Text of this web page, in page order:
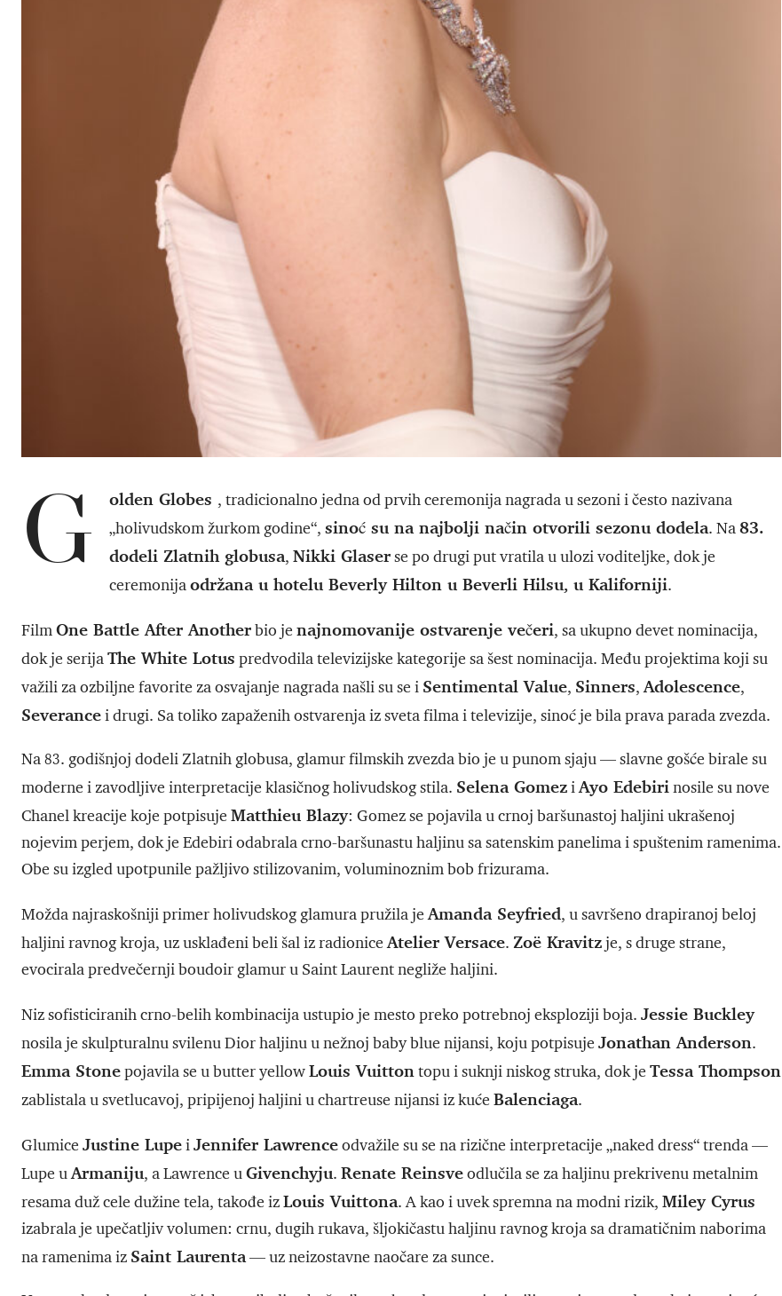
G olden Globes , tradicionalno jedna od prvih ceremonija nagrada u sezoni i često nazivana
„holivudskom žurkom godine“, sinoć su na najbolji način otvorili sezonu dodela. Na83.
dodeli Zlatnih globusa, Nikki Glaserse po drugi put vratila u ulozi voditeljke, dok je
ceremonijaodržana u hotelu Beverly Hilton u Beverli Hilsu, u Kaliforniji.
FilmOne Battle After Anotherbio je najnomovanije ostvarenje večeri, sa ukupno devet nominacija,
dok je serijaThe White Lotus predvodila televizijske kategorije sa šest nominacija. Među projektima koji su
važili za ozbiljne favorite za osvajanje nagrada našli su se i Sentimental Value, Sinners,Adolescence,
Severancei drugi. Sa toliko zapaženih ostvarenja iz sveta filma i televizije, sinoć je bila prava parada zvezda.
Na 83. godišnjoj dodeli Zlatnih globusa, glamur filmskih zvezda bio je u punom sjaju — slavne gošće birale su
moderne i zavodljive interpretacije klasičnog holivudskog stila. Selena GomeziAyo Edebirinosile su nove
Chanel kreacije koje potpisuje Matthieu Blazy: Gomez se pojavila u crnoj baršunastoj haljini ukrašenoj
nojevim perjem, dok je Edebiri odabrala crno-baršunastu haljinu sa satenskim panelima i spuštenim ramenima.
Obe su izgled upotpunile pažljivo stilizovanim, voluminoznim bob frizurama.
Možda najraskošniji primer holivudskog glamura pružila jeAmanda Seyfried, u savršeno drapiranoj beloj
haljini ravnog kroja, uz usklađeni beli šal iz radioniceAtelier Versace. Zoë Kravitzje, s druge strane,
evocirala predvečernji boudoir glamur u Saint Laurent negliže haljini.
Niz sofisticiranih crno-belih kombinacija ustupio je mesto preko potrebnoj eksploziji boja. Jessie Buckley
nosila je skulpturalnu svilenu Dior haljinu u nežnoj baby blue nijansi, koju potpisuje Jonathan Anderson.
Emma Stonepojavila se u butter yellowLouis Vuittontopu i suknji niskog struka, dok je Tessa Thompson
zablistala u svetlucavoj, pripijenoj haljini u chartreuse nijansi iz kuće Balenciaga.
Glumice Justine LupeiJennifer Lawrenceodvažile su se na rizične interpretacije „naked dress“ trenda —
Lupe uArmaniju, a Lawrence uGivenchyju. Renate Reinsveodlučila se za haljinu prekrivenu metalnim
resama duž cele dužine tela, takođe izLouis Vuittona. A kao i uvek spremna na modni rizik, Miley Cyrus
izabrala je upečatljiv volumen: crnu, dugih rukava, šljokičastu haljinu ravnog kroja sa dramatičnim naborima
na ramenima iz Saint Laurenta— uz neizostavne naočare za sunce.